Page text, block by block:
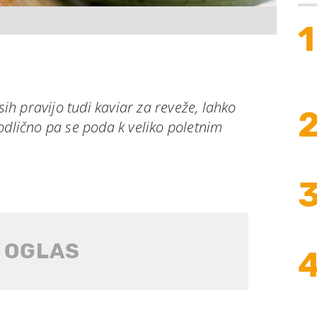
pravijo tudi kaviar za reveže, lahko
pa se poda k veliko poletnim
1